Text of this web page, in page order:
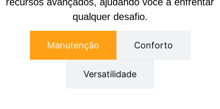
qualquer desafio.
Manutenção Conforto
Versatilidade